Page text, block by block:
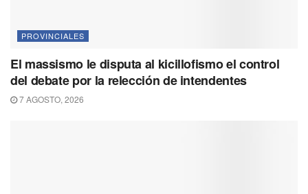
PROVINCIALES
El massismo le disputa al kicillofismo el control
del debate por la relección de intendentes
7 AGOSTO, 2026